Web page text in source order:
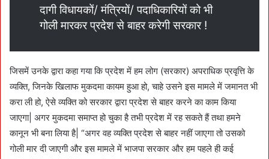
दागी विधायकों/ मंत्रियों/ पदाधिकारियों को भी
गोली मारकर प्रदेश से बाहर करेगी सरकार !
जिसमें उनके द्वारा कहा गया कि प्रदेश में हम लोग (सरकार) अपराधिक प्रवृत्ति के
व्यक्ति, जिनके खिलाफ मुकदमा कायम हुआ हो, चाहे उसने इस मामले में जमानत भी
करा ली हो, ऐसे व्यक्ति को सरकार द्वारा प्रदेश से बाहर करने का काम किया
जाएगा| अगर मुकदमा समाप्त हो चुका है तभी प्रदेश में रह सकते हैं तथा हमने
कानून भी बना लिया है| “अगर वह व्यक्ति प्रदेश से बाहर नहीं जाएगा तो उसको
गोली मार दी जाएगी और इस मामले में भाजपा सरकार और हम पहले ही कई